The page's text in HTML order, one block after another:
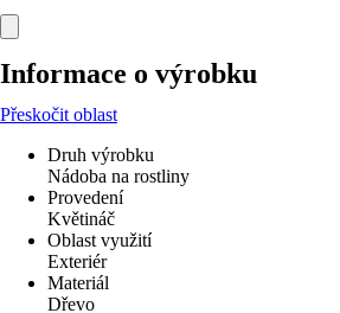
Informace o výrobku
Přeskočit oblast
Druh výrobku
Nádoba na rostliny
Provedení
Květináč
Oblast využití
Exteriér
Materiál
Dřevo